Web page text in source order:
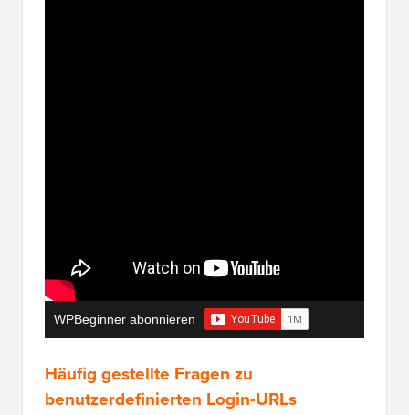
WPBeginner abonnieren
Häufig gestellte Fragen zu
benutzerdefinierten Login-URLs